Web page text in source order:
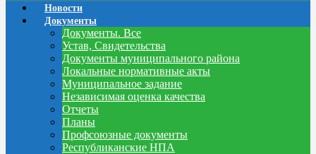
Новости
Документы
Документы. Все
Устав, Свидетельства
Документы муниципального района
Локальные нормативные акты
Муниципальное задание
Независимая оценка качества
Отчеты
Планы
Профсоюзные документы
Республиканские НПА